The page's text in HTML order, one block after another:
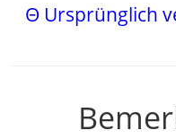
Θ Ursprünglich